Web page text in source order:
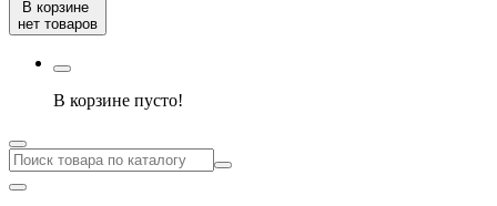
В корзине
нет товаров
В корзине пусто!